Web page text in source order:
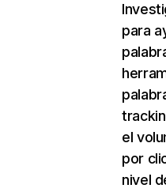
para
el
por
nivel